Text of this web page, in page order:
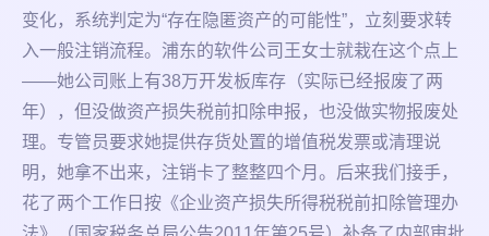
变化，系统判定为“存在隐匿资产的可能性”，立刻要求转
入一般注销流程。浦东的软件公司王女士就栽在这个点上
——她公司账上有38万开发板库存（实际已经报废了两
年），但没做资产损失税前扣除申报，也没做实物报废处
理。专管员要求她提供存货处置的增值税发票或清理说
明，她拿不出来，注销卡了整整四个月。后来我们接手，
花了两个工作日按《企业资产损失所得税税前扣除管理办